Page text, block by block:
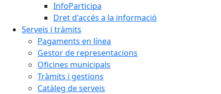
InfoParticipa
Dret d'accés a la informació
Serveis i tràmits
Pagaments en línea
Gestor de representacions
Oficines municipals
Tràmits i gestions
Catàleg de serveis